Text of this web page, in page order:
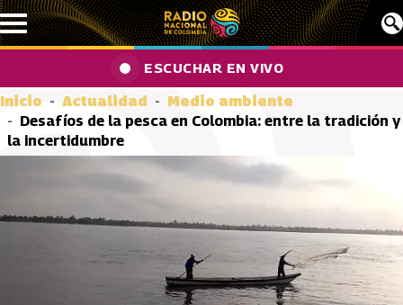
Pasar al contenido principal
ESCUCHAR EN VIVO
Inicio Actualidad
Medio ambiente
Desafíos de la pesca en Colombia: entre la tradición y
la incertidumbre